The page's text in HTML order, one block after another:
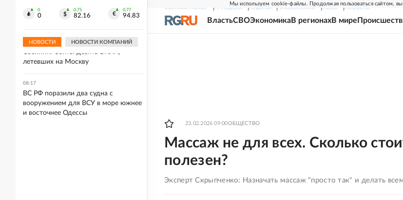
Мы используем cookie-файлы. Продолжая пользоваться сайтом,
СВЕЖИЙ НОМЕР РГ-НЕДЕЛЯ РОДИНА ПРИЛОЖЕНИЯ СОЮЗ НОВОСТИ
ВластьСВОЭкономикаВ регионахВ мире
23.02.2026 09:00ОБЩЕСТВО
Массаж не для всех. Сколько
полезен?
Эксперт Скрыпченко: Назначать массаж "просто так" и делать
0
0
0.75
82.16
0.77
94.83
НОВОСТИ НОВОСТИ КОМПАНИЙ
"Киев-111", где производили ракеты
08:18
Собянин: Сбиты девять БПЛА,
летевших на Москву
08:17
ВС РФ поразили два судна с
вооружением для ВСУ в море южнее
и восточнее Одессы